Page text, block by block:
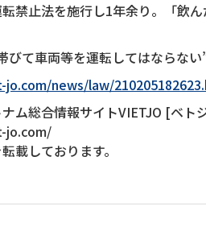
禁止法を施行し1年余り。「飲
びて車両等を運転してはならな
news/law/
ム総合情報サイトVIETJO [ベト
jo.com/
載しております。